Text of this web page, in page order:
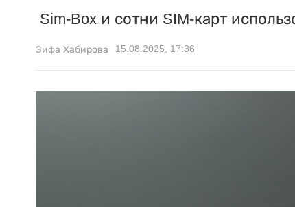
Sim-Box и сотни SIM-карт
Зифа Хабирова 15.08.2025, 17:36